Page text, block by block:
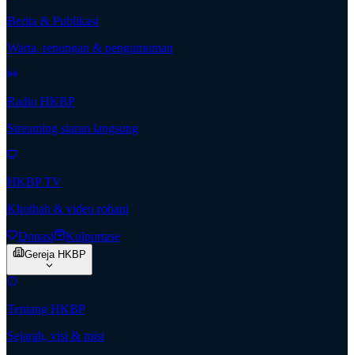
Berita & Publikasi
Warta, renungan & pengumuman
Radio HKBP
Streaming siaran langsung
HKBP TV
Khotbah & video rohani
Donasi Kolportase
Gereja HKBP
Tentang HKBP
Sejarah, visi & misi